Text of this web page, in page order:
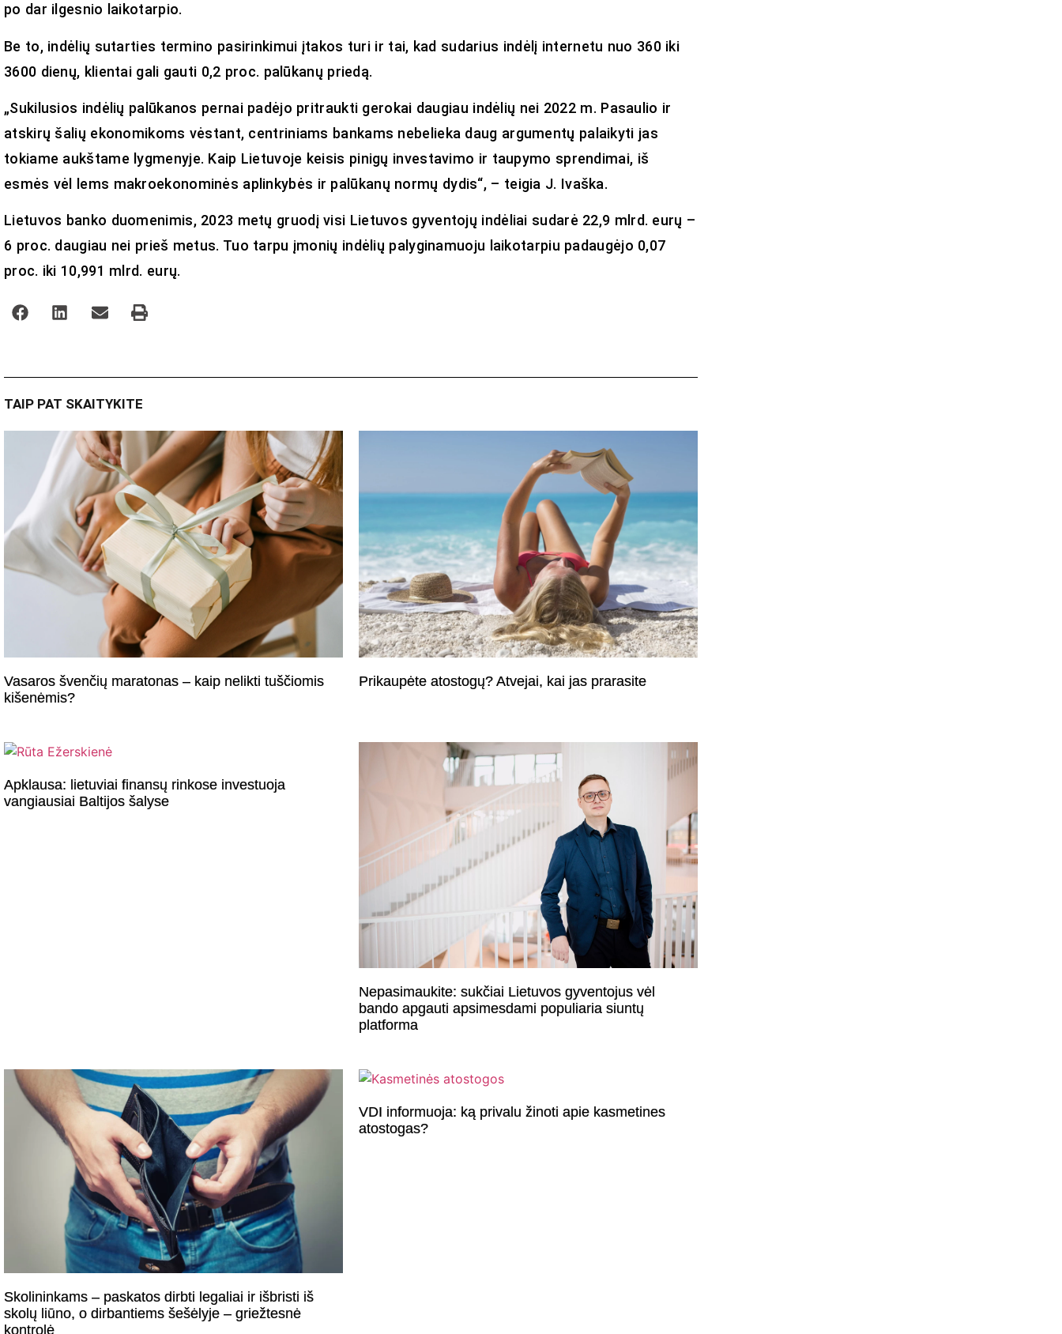
po dar ilgesnio laikotarpio.
Be to, indėlių sutarties termino pasirinkimui įtakos turi ir tai, kad sudarius indėlį internetu nuo 360 iki
3600 dienų, klientai gali gauti 0,2 proc. palūkanų priedą.
„Sukilusios indėlių palūkanos pernai padėjo pritraukti gerokai daugiau indėlių nei 2022 m. Pasaulio ir
atskirų šalių ekonomikoms vėstant, centriniams bankams nebelieka daug argumentų palaikyti jas
tokiame aukštame lygmenyje. Kaip Lietuvoje keisis pinigų investavimo ir taupymo sprendimai, iš
esmės vėl lems makroekonominės aplinkybės ir palūkanų normų dydis“, – teigia J. Ivaška.
Lietuvos banko duomenimis, 2023 metų gruodį visi Lietuvos gyventojų indėliai sudarė 22,9 mlrd. eurų –
6 proc. daugiau nei prieš metus. Tuo tarpu įmonių indėlių palyginamuoju laikotarpiu padaugėjo 0,07
proc. iki 10,991 mlrd. eurų.
TAIP PAT SKAITYKITE
Vasaros švenčių maratonas – kaip nelikti tuščiomis
kišenėmis?
Prikaupėte atostogų? Atvejai, kai jas prarasite
Apklausa: lietuviai finansų rinkose investuoja
vangiausiai Baltijos šalyse
Nepasimaukite: sukčiai Lietuvos gyventojus vėl
bando apgauti apsimesdami populiaria siuntų
platforma
Skolininkams – paskatos dirbti legaliai ir išbristi iš
skolų liūno, o dirbantiems šešėlyje – griežtesnė
kontrolė
VDI informuoja: ką privalu žinoti apie kasmetines
atostogas?